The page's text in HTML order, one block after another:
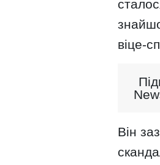
віце-
Він